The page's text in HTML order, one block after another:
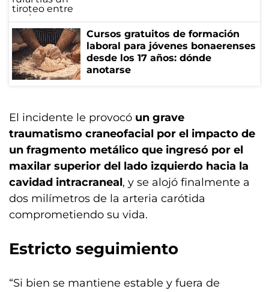
Cursos gratuitos de formación
laboral para jóvenes bonaerenses
desde los 17 años: dónde
anotarse
El incidente le provocó un grave
traumatismo craneofacial por el impacto de
un fragmento metálico que ingresó por el
maxilar superior del lado izquierdo hacia la
cavidad intracraneal, y se alojó finalmente a
dos milímetros de la arteria carótida
comprometiendo su vida.
Estricto seguimiento
“Si bien se mantiene estable y fuera de